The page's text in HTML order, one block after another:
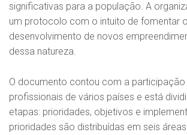
significativas para a população. A
um protocolo com o intuito de fomentar o
desenvolvimento de novos
dessa natureza.
O documento contou com a participação
profissionais de vários países e está
etapas: prioridades, objetivos e
prioridades são distribuídas em seis